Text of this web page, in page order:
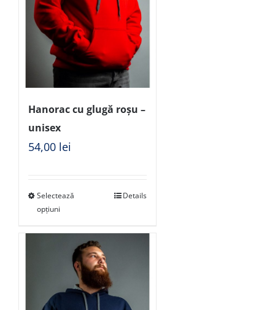
Hanorac cu glugă roșu –
unisex
54,00 lei
Selectează
opțiuni
Details